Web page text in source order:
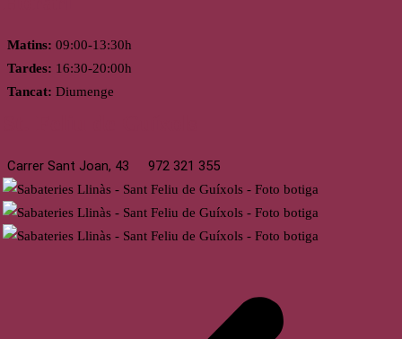
Matins: 09:00-13:30h
Tardes: 16:30-20:00h
Tancat: Diumenge
Carrer Sant Joan, 43 972 321 355